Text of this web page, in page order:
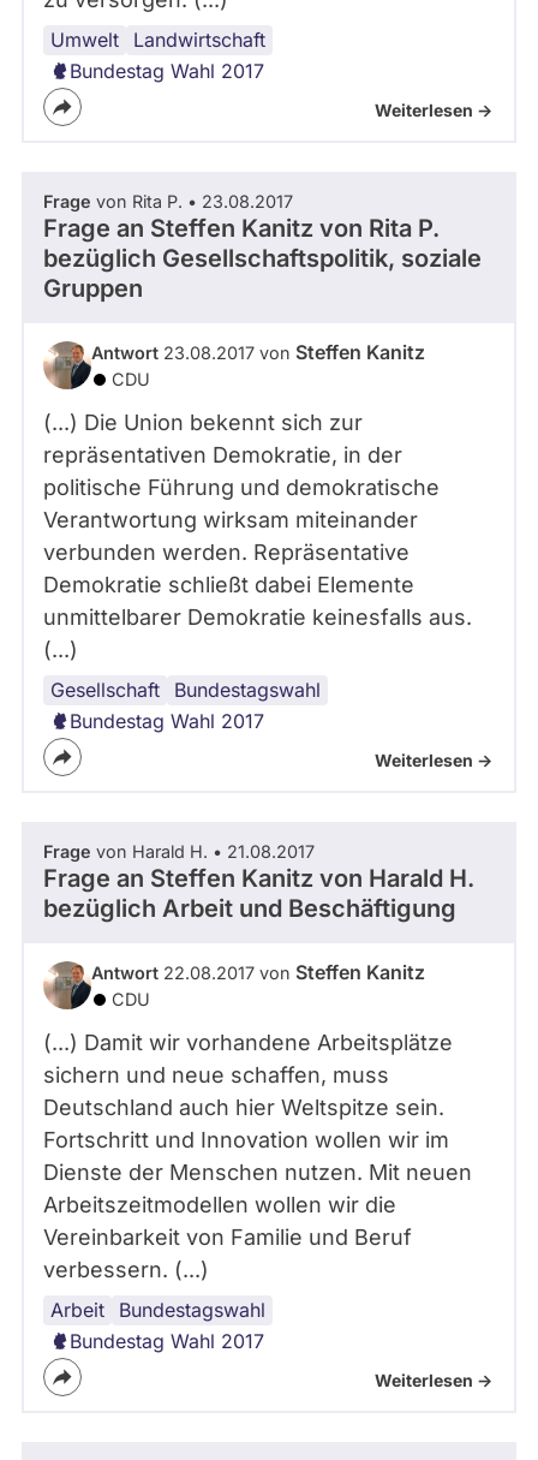
Umwelt Landwirtschaft
Umweltschutz
Bundestag Wahl 2017
Weiterlesen ->
Frage von Rita P. • 23.08.2017
Frage an Steffen Kanitz von Rita P.
bezüglich Gesellschaftspolitik, soziale
Gruppen
Antwort 23.08.2017 von Steffen Kanitz
CDU
(...) Die Union bekennt sich zur
repräsentativen Demokratie, in der
politische Führung und demokratische
Verantwortung wirksam miteinander
verbunden werden. Repräsentative
Demokratie schließt dabei Elemente
unmittelbarer Demokratie keinesfalls aus.
(...)
Gesellschaft Bundestagswahl
Grundgesetz
Volksentscheid
Bürgerbeteiligung
Bundestag Wahl 2017
Weiterlesen ->
Frage von Harald H. • 21.08.2017
Frage an Steffen Kanitz von Harald H.
bezüglich Arbeit und Beschäftigung
Antwort 22.08.2017 von Steffen Kanitz
CDU
(...) Damit wir vorhandene Arbeitsplätze
sichern und neue schaffen, muss
Deutschland auch hier Weltspitze sein.
Fortschritt und Innovation wollen wir im
Dienste der Menschen nutzen. Mit neuen
Arbeitszeitmodellen wollen wir die
Vereinbarkeit von Familie und Beruf
verbessern. (...)
Arbeit Bundestagswahl
Bildung
Mindestlohn
Grundeinkommen
Arbeitsplätze
Grundsicherung
Digitalisierung
Bundestag Wahl 2017
Weiterlesen ->